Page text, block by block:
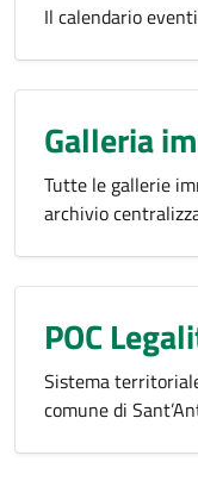
Il calendario
Galleria
Tutte le gallerie
archivio
POC
Sistema
comune di